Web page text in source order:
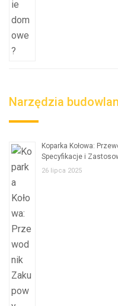
Narzędzia
Koparka Kołowa:
Specyfikacje i
26 lipca 2025